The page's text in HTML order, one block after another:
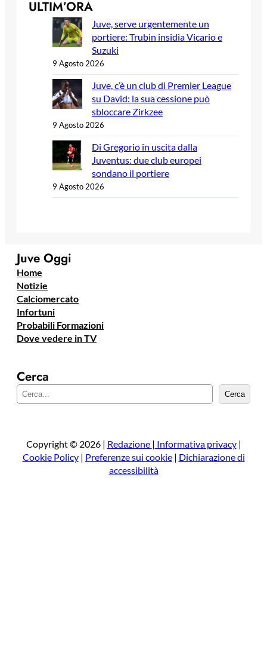
ULTIM’ORA
Juve, serve urgentemente un
portiere: Trubin insidia Vicario e
Suzuki
9 Agosto 2026
Juve, c’è un club di Premier League
su David: la sua cessione può
sbloccare Zirkzee
9 Agosto 2026
Di Gregorio in uscita dalla
Juventus: due club europei
sondano il portiere
9 Agosto 2026
Juve Oggi
Home
Notizie
Calciomercato
Infortuni
Probabili Formazioni
Dove vedere in TV
Cerca
e
a
Cerca
Copyright © 2026 | Redazione | Informativa privacy|
Cookie Policy| Preferenze sui cookie| Dichiarazione di
accessibilità